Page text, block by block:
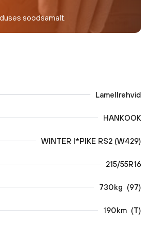
soodsamalt.
Lamellrehvid
HANKOOK
WINTER I*PIKE RS2 (W429)
215/55R16
730kg (97)
190km (T)